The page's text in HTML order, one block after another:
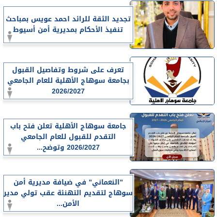
تجديد الثقة للرائد احمد عويس بمباحث
تنفيذ الأحكام بمديرية أمن أسيوط
تعرف على شروط وتفاصيل القبول
بجامعة سوهاج الأهلية للعام الجامعي
2026/2027
جامعة سوهاج الأهلية تعلن فتح باب
التقدم للقبول للعام الجامعي
2026/2027 وتوضح...
”النعماني” في ضيافة مديرية أمن
سوهاج لتقديم التهنئة عقب تولي مدير
الأمن...